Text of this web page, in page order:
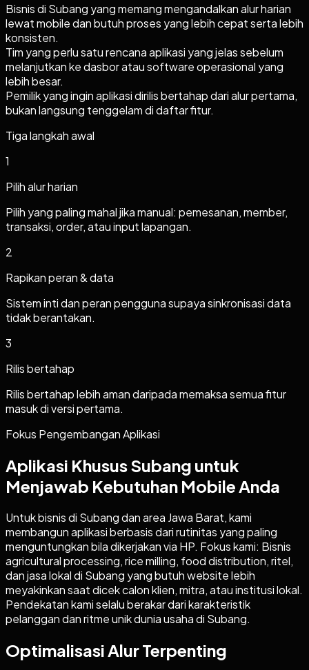
Bisnis di Subang yang memang mengandalkan alur harian
lewat mobile dan butuh proses yang lebih cepat serta lebih
konsisten.
Tim yang perlu satu rencana aplikasi yang jelas sebelum
melanjutkan ke dasbor atau software operasional yang
lebih besar.
Pemilik yang ingin aplikasi dirilis bertahap dari alur pertama,
bukan langsung tenggelam di daftar fitur.
Tiga langkah awal
1
Pilih alur harian
Pilih yang paling mahal jika manual: pemesanan, member,
transaksi, order, atau input lapangan.
2
Rapikan peran & data
Sistem inti dan peran pengguna supaya sinkronisasi data
tidak berantakan.
3
Rilis bertahap
Rilis bertahap lebih aman daripada memaksa semua fitur
masuk di versi pertama.
Fokus Pengembangan Aplikasi
Aplikasi Khusus Subang untuk
Menjawab Kebutuhan Mobile Anda
Untuk bisnis di Subang dan area Jawa Barat, kami
membangun aplikasi berbasis dari rutinitas yang paling
menguntungkan bila dikerjakan via HP. Fokus kami: Bisnis
agricultural processing, rice milling, food distribution, ritel,
dan jasa lokal di Subang yang butuh website lebih
meyakinkan saat dicek calon klien, mitra, atau institusi lokal.
Pendekatan kami selalu berakar dari karakteristik
pelanggan dan ritme unik dunia usaha di Subang.
Optimalisasi Alur Terpenting